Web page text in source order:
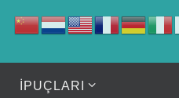
İPUÇLARI